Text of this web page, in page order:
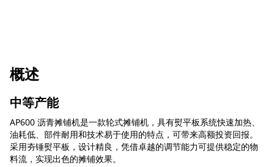
概述
中等产能
AP600 沥青摊铺机是一款轮式摊铺机，具有熨平板系统快速加热、
油耗低、部件耐用和技术易于使用的特点，可带来高额投资回报。
采用夯锤熨平板，设计精良，凭借卓越的调节能力可提供稳定的物
料流，实现出色的摊铺效果。